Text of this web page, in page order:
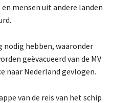
mensen uit andere landen
nodig hebben, waaronder
geëvacueerd van de MV
naar Nederland gevlogen.
van de reis van het schip